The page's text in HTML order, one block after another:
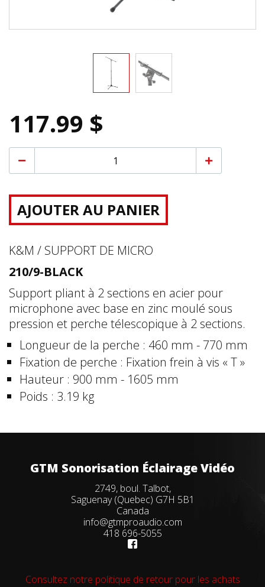
117.99 $
AJOUTER AU PANIER
K&M / SUPPORT DE MICRO
210/9-BLACK
Support pliant à 2 sections en acier pour
microphone avec base en zinc moulé sous
pression et perche télescopique à 2 sections.
Longueur de la perche : 460 mm - 770 mm
Fixation de perche : Fixation frein à vis « T »
Hauteur : 900 mm - 1605 mm
Poids : 3.19 kg
GTM Sonorisation Éclairage Vidéo
2749, boul. Talbot,
Saguenay (Quebec) G7H 5B1
Canada
info@gtmproaudio.com
418 696-5055
Consultez notre politique de retour pour les achats